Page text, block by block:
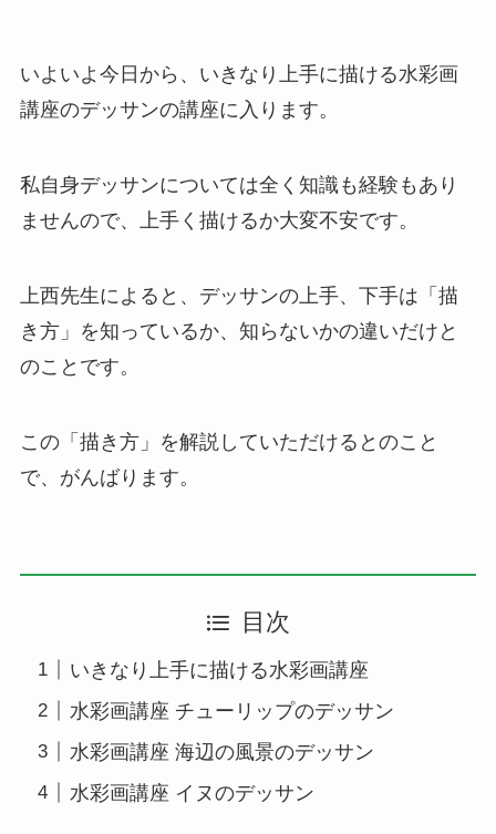
いよいよ今日から、いきなり上手に描ける水彩画
講座のデッサンの講座に入ります。
私自身デッサンについては全く知識も経験もあり
ませんので、上手く描けるか大変不安です。
上西先生によると、デッサンの上手、下手は「描
き方」を知っているか、知らないかの違いだけと
のことです。
この「描き方」を解説していただけるとのこと
で、がんばります。
目次
いきなり上手に描ける水彩画講座
水彩画講座 チューリップのデッサン
水彩画講座 海辺の風景のデッサン
水彩画講座 イヌのデッサン